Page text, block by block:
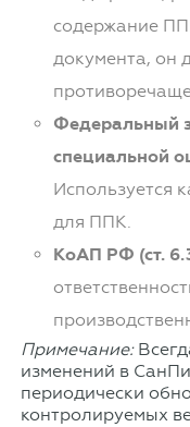
содержание
документа, он
Федеральный
специальной
Используется
для ППК.
КоАП РФ (ст.
Примечание:
изменений в
периодически
контролируемых